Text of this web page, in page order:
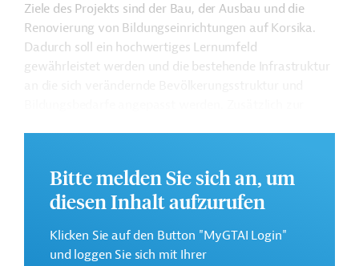
Ziele des Projekts sind der Bau, der Ausbau und die
Renovierung von Bildungseinrichtungen auf Korsika.
Dadurch soll ein hochwertiges Lernumfeld
gewährleistet werden und die bestehende Infrastruktur
Weitere Informationen zu dem geplanten Projekt finden
Sie auf derWebseite der EIB
.
GTAI informiert über dieEIB: Schwerpunkte, Regularien
und praktische Hinweise zur Geschäftsanbahnung.
Bitte melden Sie sich an, um
diesen Inhalt aufzurufen
Klicken Sie auf den Button "MyGTAI Login"
und loggen Sie sich mit Ihrer